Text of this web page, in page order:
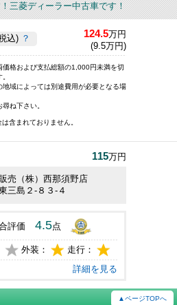
三菱ディーラー中古車です！
込) ？ 124.5万円
(9.5万円)
格および支払総額の1,000円未満を切
地域によっては別途費用が必要となる場
ね下さい。
含まれておりません。
115万円
売（株）西那須野店
三島２‐８３‐４
評価 4.5点
外装：
走行：
詳細を見る
▲ページTOPへ